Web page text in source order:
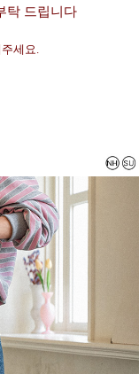
탁 드립니다
세요.